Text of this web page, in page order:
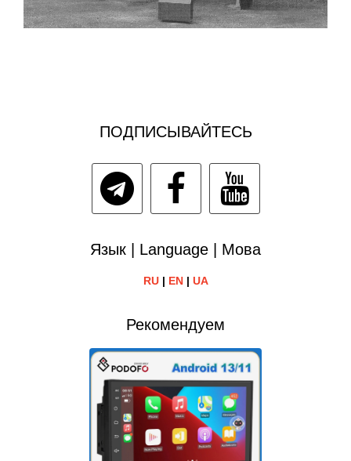
ПОДПИСЫВАЙТЕСЬ
Язык | Language | Мова
RU| EN| UA
Рекомендуем